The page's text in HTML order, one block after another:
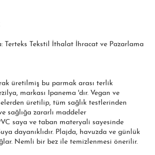
Terteks Tekstil İthalat İhracat ve Pazarlama
üretilmiş bu parmak arası terlik
markası Ipanema 'dır. Vegan ve
üretilip, tüm sağlık testlerinden
sağlığa zararlı maddeler
saya ve taban materyali sayesinde
dayanıklıdır. Plajda, havuzda ve günlük
Nemli bir bez ile temizlenmesi önerilir.